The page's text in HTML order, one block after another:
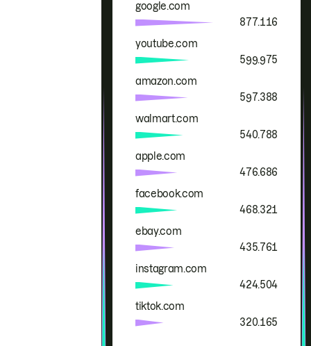
google.com
877.116
youtube.com
599.975
amazon.com
597.388
walmart.com
540.788
apple.com
476.686
facebook.com
468.321
ebay.com
435.761
instagram.com
424.504
tiktok.com
320.165